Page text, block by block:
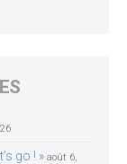
go ! » août 6,